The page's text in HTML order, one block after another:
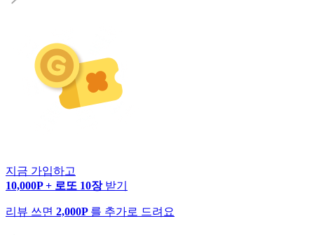
지금 가입하고
10,000P + 로또 10장 받기
리뷰 쓰면 2,000P 를 추가로 드려요